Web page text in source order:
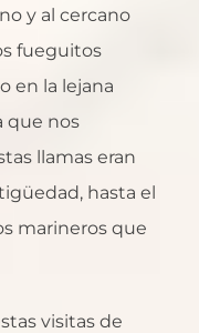
y al cercano
fueguitos
en la lejana
que nos
llamas eran
hasta el
marineros que
visitas de